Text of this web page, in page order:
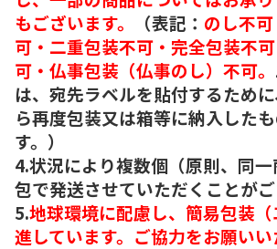
もございます。
（表記： のし不
可・二重包装不可・完全包装不
可・仏事包装（仏事のし）不可。
は、宛先ラベルを貼付するため
ら再度包装又は箱等に納入した
す。）
4.状況により複数個（原則、同
包で発送させていただくことがご
5.地球環境に配慮し、簡易包装
進しています。ご協力をお願いい